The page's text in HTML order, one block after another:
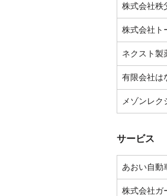
株式会社秩
株式会社ト
ネクスト製
有限会社は
メゾンレク
サービス
あおい自動
株式会社ガ